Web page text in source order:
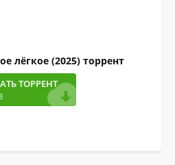
лёгкое (2025) торрент
ТОРРЕНТ